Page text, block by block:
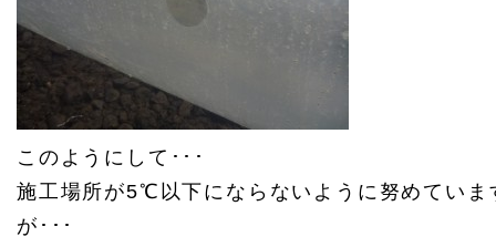
このようにして･･･
施工場所が5℃以下にならないように努めていま
が･･･